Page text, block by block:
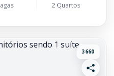
2 Quartos
3660